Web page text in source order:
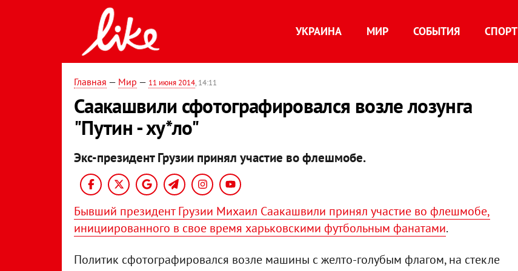
УКРАИНА МИР СОБЫТИЯ СПОРТ
Главная — Мир — 11 июня 2014, 14:11
Саакашвили сфотографировался возле лозунга
"Путин - ху*ло"
Экс-президент Грузии принял участие во флешмобе.
Бывший президент Грузии Михаил Саакашвили принял участие во флешмобе,
инициированного в свое время харьковскими футбольным фанатами.
Политик сфотографировался возле машины с желто-голубым флагом, на стекле